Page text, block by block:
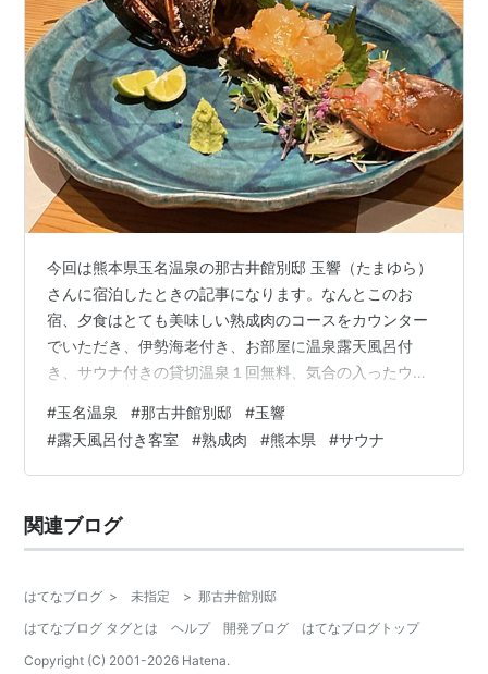
今回は熊本県玉名温泉の那古井館別邸 玉響（たまゆら）
さんに宿泊したときの記事になります。なんとこのお
宿、夕食はとても美味しい熟成肉のコースをカウンター
でいただき、伊勢海老付き、お部屋に温泉露天風呂付
き、サウナ付きの貸切温泉１回無料、気合の入ったウェ
土産のお箸付き、夕食後お酒も飲み放題のセルフバー付
き、湯上がりアイス、マッサージチェア無料と盛りだく
さんのサービスなのに大人１人25500円という脅威のお
最強コスパです。最初から最後までおもてなしの心を感
じられる素晴らしいお宿でした。2024年10月…
#玉名温泉 #那古井館別邸 #玉響
#露天風呂付き客室 #熟成肉 #熊本県 #サウナ
関連ブログ
はてなブログ > 未指定 > 那古井館別邸
はてなブログ タグとは
ヘルプ 開発ブログ
はてなブログトップ
Copyright (C) 2001-2026 Hatena.